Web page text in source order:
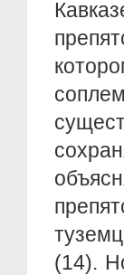
(14).